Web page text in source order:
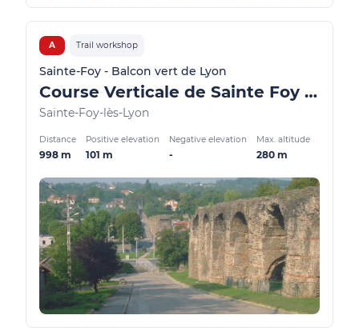
A Trail workshop
Sainte-Foy - Balcon vert de Lyon
Course Verticale de Sainte Foy les Lyon
Sainte-Foy-lès-Lyon
Distance
998 m
Positive elevation
101 m
Negative elevation
-
Max. altitude
280 m